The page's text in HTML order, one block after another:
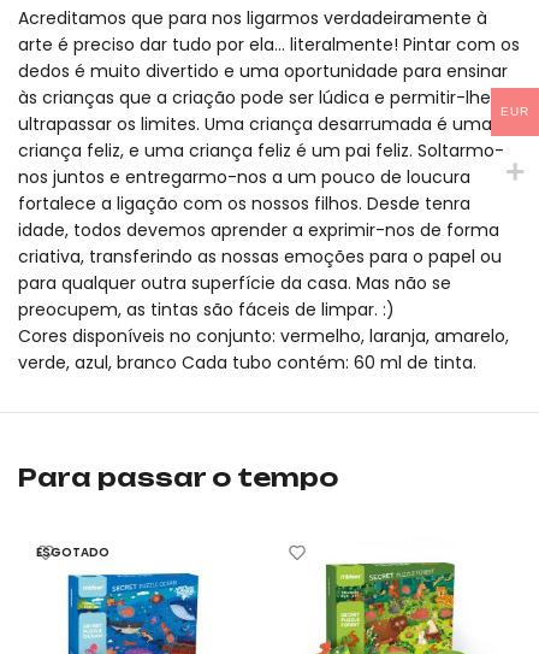
encomendas superiores a
100 euros.
Acreditamos que para nos ligarmos verdadeiramente à
arte é preciso dar tudo por ela... literalmente! Pintar com os
dedos é muito divertido e uma oportunidade para ensinar
às crianças que a criação pode ser lúdica e permitir-lhes
ultrapassar os limites. Uma criança desarrumada é uma
criança feliz, e uma criança feliz é um pai feliz. Soltarmo-
nos juntos e entregarmo-nos a um pouco de loucura
fortalece a ligação com os nossos filhos. Desde tenra
idade, todos devemos aprender a exprimir-nos de forma
criativa, transferindo as nossas emoções para o papel ou
para qualquer outra superfície da casa. Mas não se
preocupem, as tintas são fáceis de limpar. :)
Cores disponíveis no conjunto: vermelho, laranja, amarelo,
verde, azul, branco Cada tubo contém: 60 ml de tinta.
Tintas para pintar com os dedos - 6 cores mideer é um
Tintas para pintar com os dedos - 6 cores mideer é um
Para passar o tempo
ESGOTADO
EUR